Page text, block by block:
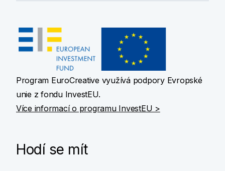
Program EuroCreative využívá podpory Evropské
unie z fondu InvestEU.
Více informací o programu InvestEU >
Hodí se mít